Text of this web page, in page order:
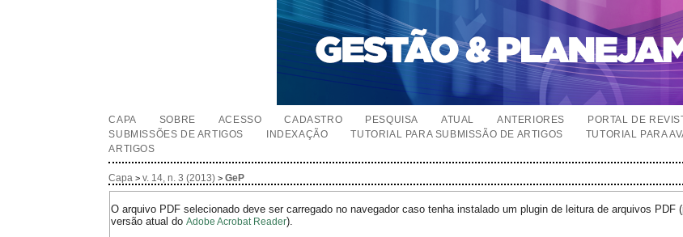
CAPA SOBRE ACESSO CADASTRO PESQUISA ATUAL ANTERIORES
PORTAL DE
SUBMISSÕES DE ARTIGOS
INDEXAÇÃO TUTORIAL PARA SUBMISSÃO DE ARTIGOS
TUTORIAL PARA
ARTIGOS
Capa >v. 14, n. 3 (2013) >GeP
O arquivo PDF selecionado deve ser carregado no navegador caso tenha instalado um plugin de leitura de arquivos PDF
versão atual doAdobe Acrobat Reader).